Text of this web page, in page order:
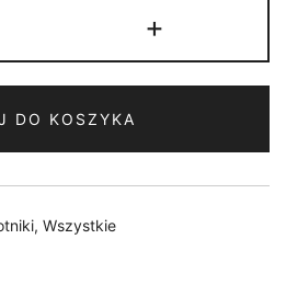
28"/48
CHLAPACZ
KARBON
CZARNY
+
DO KOSZYKA
, Wszystkie